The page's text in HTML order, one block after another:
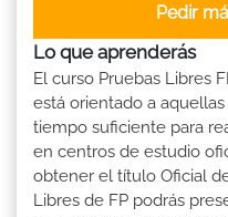
Pedir
Lo que aprenderás
El curso Pruebas Libres
está orientado a
tiempo suficiente para
en centros de estudio
obtener el título Oficial
Libres de FP podrás